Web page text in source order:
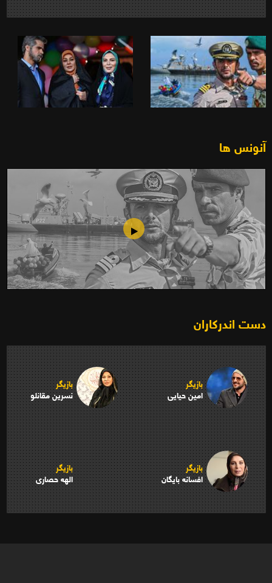
آنونس ها
دست اندرکاران
بازیگر
امین حیایی
بازیگر
نسرین مقانلو
بازیگر
افسانه بایگان
بازیگر
الهه حصاری